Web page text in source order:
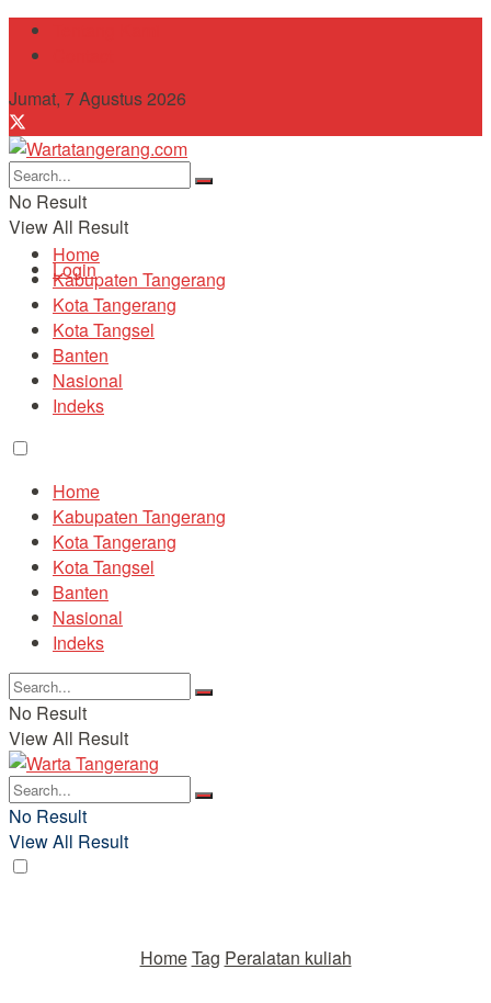
Jumat, 7 Agustus 2026
No Result
View All Result
Login
Home
Kabupaten Tangerang
Kota Tangerang
Kota Tangsel
Banten
Nasional
Indeks
Home
Kabupaten Tangerang
Kota Tangerang
Kota Tangsel
Banten
Nasional
Indeks
No Result
View All Result
No Result
View All Result
HomeTag Peralatan kuliah